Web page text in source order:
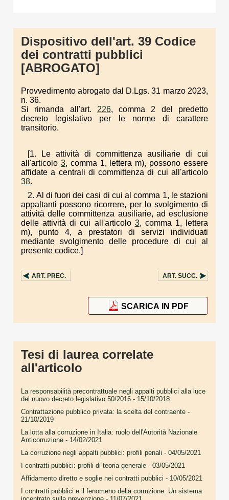
Dispositivo dell'art. 39 Codice
dei contratti pubblici
[ABROGATO]
Provvedimento abrogato dal D.Lgs. 31 marzo 2023,
n. 36.
Si rimanda all'art. 226, comma 2 del predetto
decreto legislativo per le norme di carattere
transitorio.
[1. Le attività di committenza ausiliarie di cui
all'articolo 3, comma 1, lettera m), possono essere
affidate a centrali di committenza di cui all'articolo
38.
2. Al di fuori dei casi di cui al comma 1, le stazioni
appaltanti possono ricorrere, per lo svolgimento di
attività delle committenza ausiliarie, ad esclusione
delle attività di cui all'articolo 3, comma 1, lettera
m), punto 4, a prestatori di servizi individuati
mediante svolgimento delle procedure di cui al
presente codice.]
ART. PREC. ART. SUCC.
SCARICA IN PDF
Tesi di laurea correlate
all'articolo
La responsabilità precontrattuale negli appalti pubblici alla luce
del nuovo decreto legislativo 50/2016 - 15/10/2018
Contrattazione pubblico privata: la scelta del contraente -
21/10/2019
La lotta alla corruzione in Italia: ruolo dell'Autorità Nazionale
Anticorruzione - 14/02/2021
La corruzione negli appalti pubblici: profili penali - 04/05/2021
I contratti pubblici: profili di teoria generale - 03/05/2021
Affidamento diretto e soglie nei contratti pubblici - 10/05/2021
I contratti pubblici e il fenomeno della corruzione. Un sistema